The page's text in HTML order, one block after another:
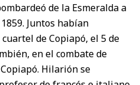
de la Esmeralda a
Juntos habían
de Copiapó, el 5 de
en el combate de
Hilarión se